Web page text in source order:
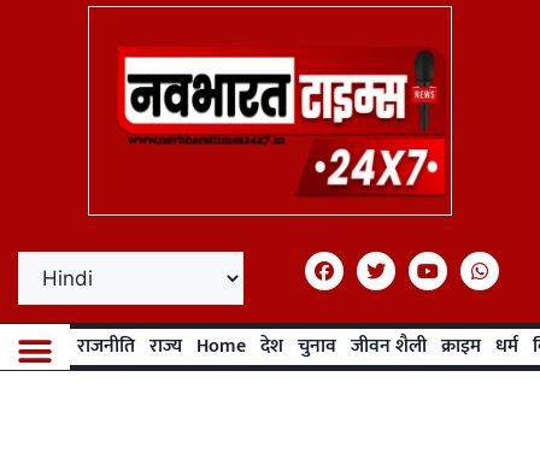
राजनीति राज्य Home देश चुनाव जीवन शैली क्राइम धर्म